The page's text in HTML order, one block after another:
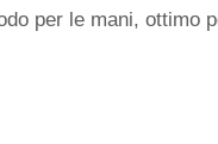
per le mani, ottimo